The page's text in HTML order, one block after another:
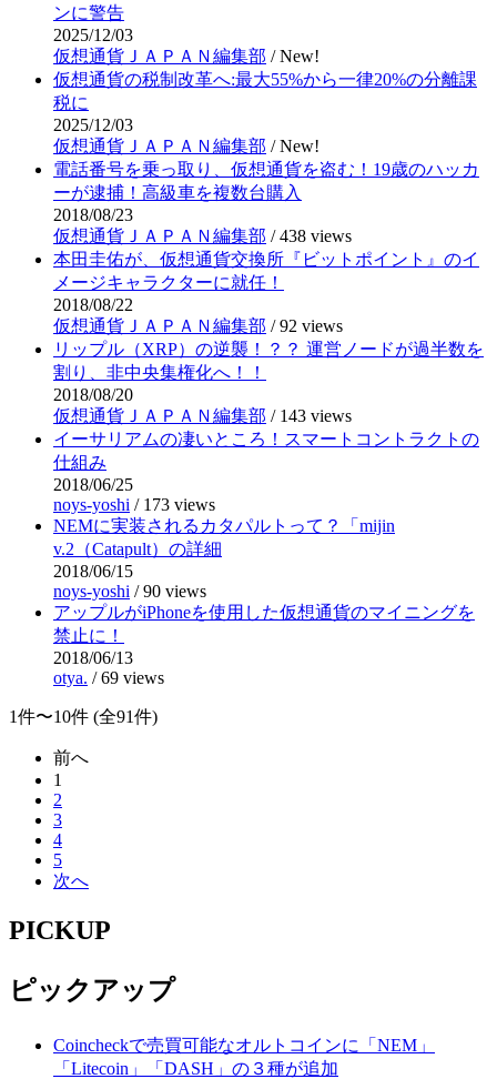
ンに警告
2025/12/03
仮想通貨ＪＡＰＡＮ編集部 /New!
仮想通貨の税制改革へ:最大55%から一律20%の分離課
税に
2025/12/03
仮想通貨ＪＡＰＡＮ編集部 /New!
電話番号を乗っ取り、仮想通貨を盗む！19歳のハッカ
ーが逮捕！高級車を複数台購入
2018/08/23
仮想通貨ＪＡＰＡＮ編集部 /438 views
本田圭佑が、仮想通貨交換所『ビットポイント』のイ
メージキャラクターに就任！
2018/08/22
仮想通貨ＪＡＰＡＮ編集部 /92 views
リップル（XRP）の逆襲！？？ 運営ノードが過半数を
割り、非中央集権化へ！！
2018/08/20
仮想通貨ＪＡＰＡＮ編集部 / 143 views
イーサリアムの凄いところ！スマートコントラクトの
仕組み
2018/06/25
noys-yoshi / 173 views
NEMに実装されるカタパルトって？「mijin
v.2（Catapult）の詳細
2018/06/15
noys-yoshi /90 views
アップルがiPhoneを使用した仮想通貨のマイニングを
禁止に！
2018/06/13
otya. /69 views
1件〜10件 (全91件)
前へ
1
2
3
4
5
次へ
PICKUP
ピックアップ
Coincheckで売買可能なオルトコインに「NEM」
「Litecoin」「DASH」の３種が追加